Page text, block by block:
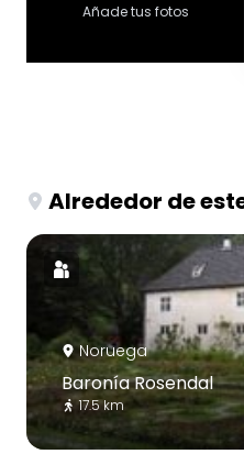
Añade tus fotos
Alrededor de
Noruega
Baronía Rosendal
17.5 km